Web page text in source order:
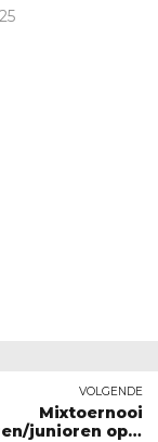
VOLGENDE
Mixtoernooi
junioren op 6